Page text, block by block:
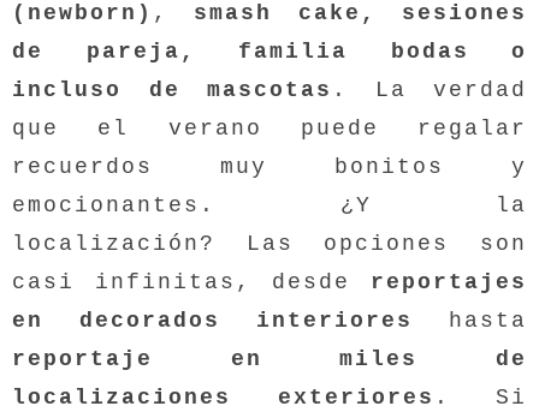
(newborn) , smash cake, sesiones
de pareja, familia bodas o
incluso de mascotas . La verdad
que el verano puede regalar
recuerdos muy bonitos y
emocionantes. ¿Y la
localización? Las opciones son
casi infinitas, desde reportajes
en
decorados interiores
hasta
reportaje en miles de
localizaciones exteriores . Si